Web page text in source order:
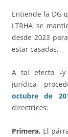
Entiende la DG
LTRHA se
desde 2023
estar casadas.
A tal efecto -y
jurídica-
octubre de
directrices:
Primera. El